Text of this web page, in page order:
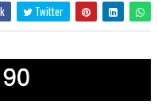
Twitter